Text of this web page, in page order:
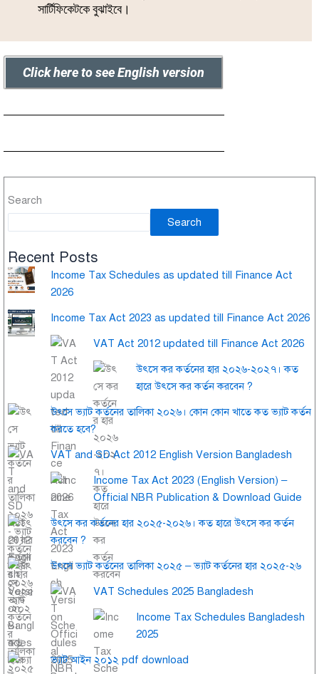
সার্টিফিকেটকে বুঝাইবে।
Click here to see English version
Search
Search
Recent Posts
Income Tax Schedules as updated till Finance Act
2026
Income Tax Act 2023 as updated till Finance Act 2026
VAT Act 2012 updated till Finance Act 2026
উৎসে কর কর্তনের হার ২০২৬-২০২৭। কত
হারে উৎসে কর কর্তন করবেন ?
উৎসে ভ্যাট কর্তনের তালিকা ২০২৬। কোন কোন খাতে কত ভ্যাট কর্তন
করতে হবে?
VAT and SD Act 2012 English Version Bangladesh
Income Tax Act 2023 (English Version) –
Official NBR Publication & Download Guide
উৎসে কর কর্তনের হার ২০২৫-২০২৬। কত হারে উৎসে কর কর্তন
করবেন ?
উৎসে ভ্যাট কর্তনের তালিকা ২০২৫ – ভ্যাট কর্তনের হার ২০২৫-২৬
VAT Schedules 2025 Bangladesh
Income Tax Schedules Bangladesh
2025
ভ্যাট আইন ২০১২ pdf download